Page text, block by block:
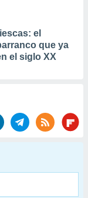
el
que ya
el siglo XX